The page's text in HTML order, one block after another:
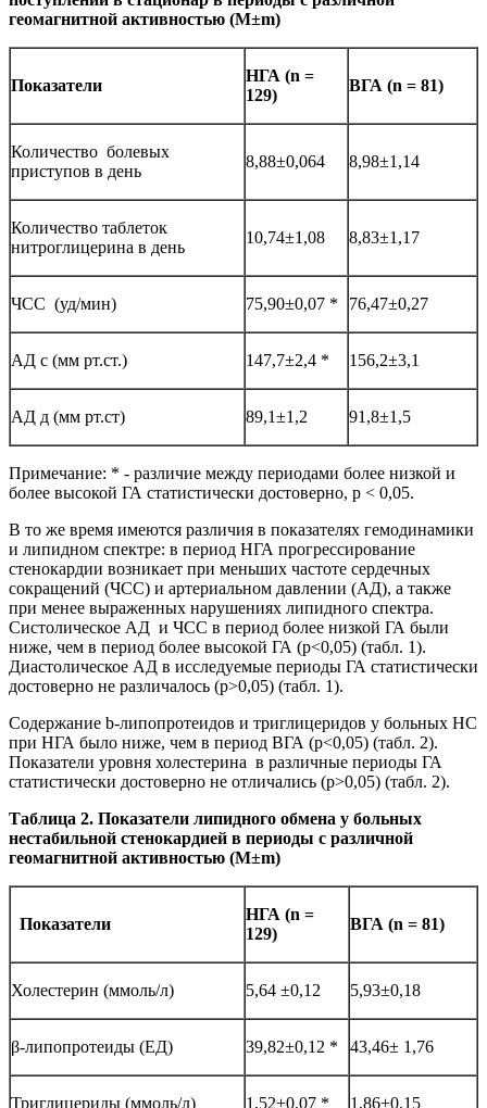
геомагнитной активностью (М±m)
Показатели
НГА (n =
129)
ВГА (n = 81)
Количество болевых
приступов в день
8,88±0,064 8,98±1,14
Количество таблеток
нитроглицерина в день
10,74±1,08 8,83±1,17
ЧСС (уд/мин) 75,90±0,07 * 76,47±0,27
АД с (мм рт.ст.) 147,7±2,4 * 156,2±3,1
АД д (мм рт.ст) 89,1±1,2 91,8±1,5
Примечание: * - различие между периодами более низкой и
более высокой ГА статистически достоверно, p < 0,05.
В то же время имеются различия в показателях гемодинамики
и липидном спектре: в период НГА прогрессирование
стенокардии возникает при меньших частоте сердечных
сокращений (ЧСС) и артериальном давлении (АД), а также
при менее выраженных нарушениях липидного спектра.
Систолическое АД и ЧСС в период более низкой ГА были
ниже, чем в период более высокой ГА (р<0,05) (табл. 1).
Диастолическое АД в исследуемые периоды ГА статистически
достоверно не различалось (p>0,05) (табл. 1).
Содержание b-липопротеидов и триглицеридов у больных НС
при НГА было ниже, чем в период ВГА (p<0,05) (табл. 2).
Показатели уровня холестерина в различные периоды ГА
статистически достоверно не отличались (p>0,05) (табл. 2).
Таблица 2. Показатели липидного обмена у больных
нестабильной стенокардией в периоды с различной
геомагнитной активностью (M±m)
Показатели
НГА (n =
129)
ВГА (n = 81)
Холестерин (ммоль/л) 5,64 ±0,12 5,93±0,18
β-липопротеиды (ЕД) 39,82±0,12 * 43,46± 1,76
Триглицериды (ммоль/л) 1,52±0,07 * 1,86±0,15